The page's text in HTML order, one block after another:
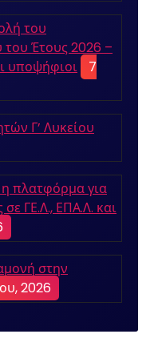
του
Έτους 2026 –
υποψήφιοι
7
Γ’ Λυκείου
πλατφόρμα για
ΓΕ.Λ., ΕΠΑ.Λ. και
στην
2026